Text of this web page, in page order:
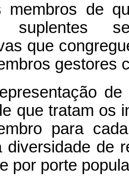
de
suplentes
que
gestores
que tratam os
para
diversidade de
por porte